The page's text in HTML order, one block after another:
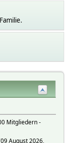
Mitgliedern -
August 2026,